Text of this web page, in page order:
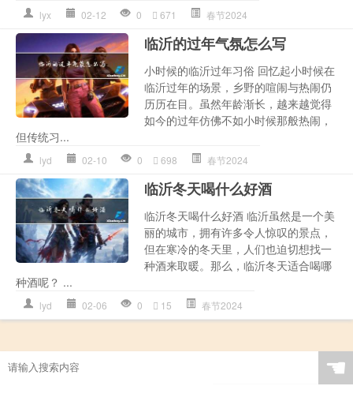
lyx 02-12 0 671 春节2024
临沂的过年气氛怎么写
小时候的临沂过年习俗 回忆起小时候在
临沂过年的场景，乡野的喧闹与热闹仍
历历在目。虽然年龄渐长，越来越觉得
如今的过年仿佛不如小时候那般热闹，
但传统习...
lyd 02-10 0 698 春节2024
临沂冬天喝什么好酒
临沂冬天喝什么好酒 临沂虽然是一个美
丽的城市，拥有许多令人惊叹的景点，
但在寒冷的冬天里，人们也迫切想找一
种酒来取暖。那么，临沂冬天适合喝哪
种酒呢？ ...
lyd 02-06 0 15 春节2024
☚